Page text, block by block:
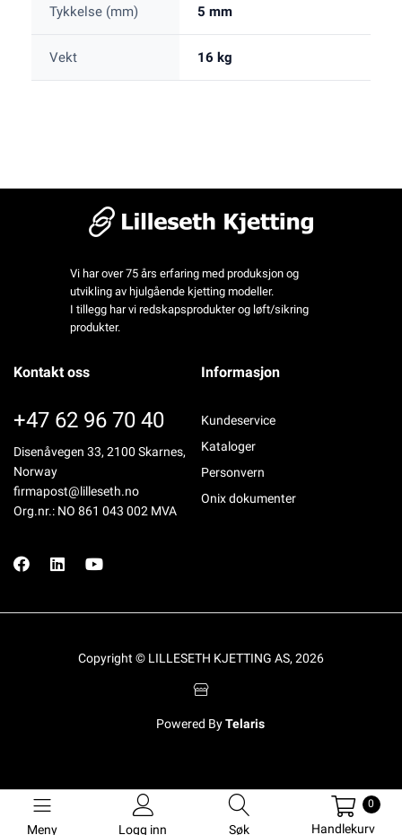
Meny Logg inn Søk
0
Handlekurv
Tykkelse (mm) 5 mm
Vekt 16 kg
Vi har over 75 års erfaring med produksjon og
utvikling av hjulgående kjetting modeller.
I tillegg har vi redskapsprodukter og løft/sikring
produkter.
Kontakt oss
+47 62 96 70 40
Disenåvegen 33, 2100 Skarnes,
Norway
firmapost@lilleseth.no
Org.nr.: NO 861 043 002 MVA
Informasjon
Kundeservice
Kataloger
Personvern
Onix dokumenter
Copyright © LILLESETH KJETTING AS, 2026
Powered ByTelaris